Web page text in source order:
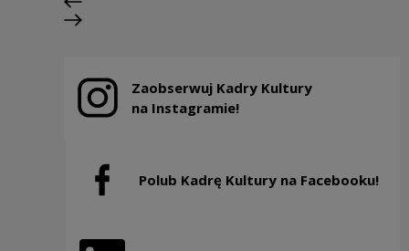
Previous slide
Next slide
Zaobserwuj Kadry Kultury
na Instagramie!
Note, the link will open in a new window
Polub Kadrę Kultury na Facebooku!
Note, the link will open in a new window